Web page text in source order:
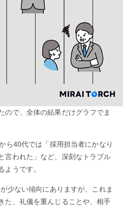
ので、全体の結果だけグラフでま
ら40代では「採用担当者にかなり
言われた」など、深刻なトラブル
ようです。
少ない傾向にありますが、これま
た、礼儀を重んじることや、相手